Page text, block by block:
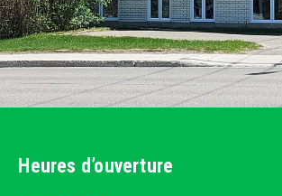
Heures d’ouverture